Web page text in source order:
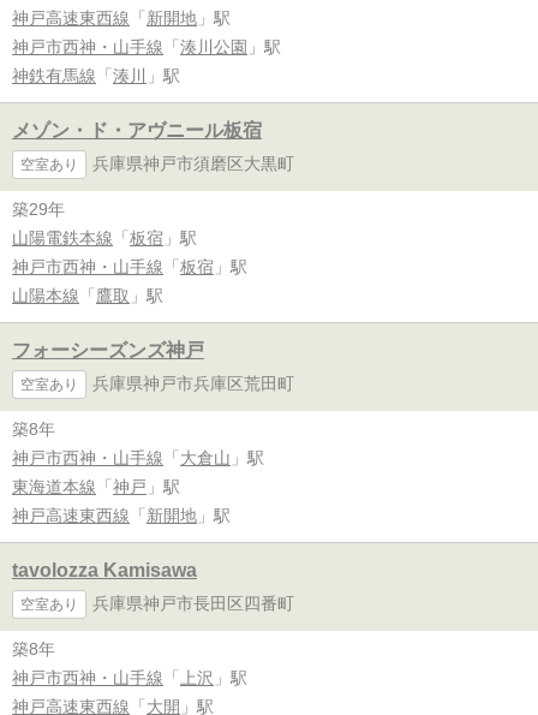
神戸高速東西線 「 新開地 」駅
神戸市西神・山手線 「 湊川公園 」駅
神鉄有馬線 「 湊川 」駅
メゾン・ド・アヴニール板宿
空室あり 兵庫県神戸市須磨区大黒町
築29年
山陽電鉄本線 「 板宿 」駅
神戸市西神・山手線 「 板宿 」駅
山陽本線 「 鷹取 」駅
フォーシーズンズ神戸
空室あり 兵庫県神戸市兵庫区荒田町
築8年
神戸市西神・山手線 「 大倉山 」駅
東海道本線 「 神戸 」駅
神戸高速東西線 「 新開地 」駅
tavolozza Kamisawa
空室あり 兵庫県神戸市長田区四番町
築8年
神戸市西神・山手線 「 上沢 」駅
神戸高速東西線 「 大開 」駅